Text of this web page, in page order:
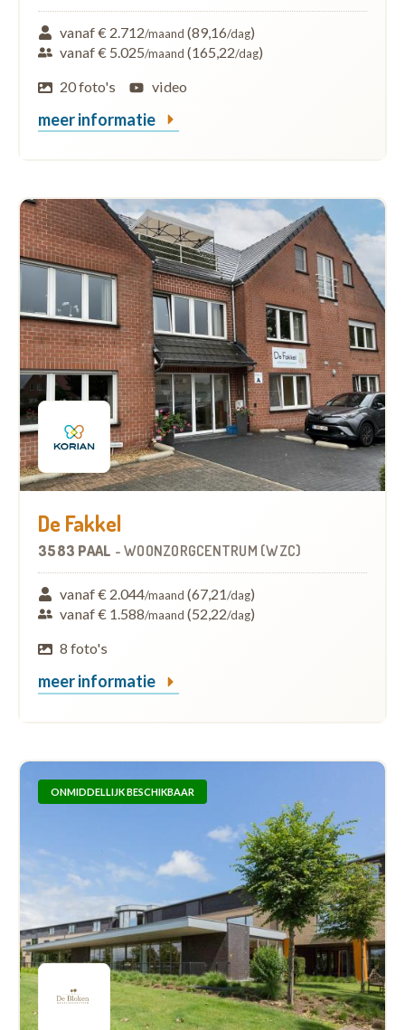
vanaf € 2.712/maand (89,16/dag)
vanaf € 5.025/maand (165,22/dag)
20 foto's
video
meer informatie
De Fakkel
3583 PAAL - WOONZORGCENTRUM (WZC)
vanaf € 2.044/maand (67,21/dag)
vanaf € 1.588/maand (52,22/dag)
8 foto's
meer informatie
ONMIDDELLIJK BESCHIKBAAR